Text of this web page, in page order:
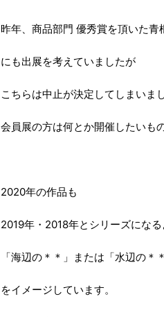
昨年、商品部門 優秀賞を頂いた青
にも出展を考えていましたが
こちらは中止が決定してしまいま
会員展の方は何とか開催したいもの
2020年の作品も
2019年・2018年とシリーズになる
「海辺の＊＊」または「水辺の＊＊
をイメージしています。